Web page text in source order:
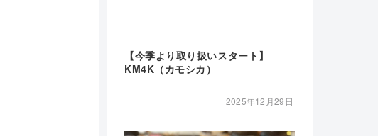
【今季より取り扱いスタート】
KM4K（カモシカ）
2025年12月29日